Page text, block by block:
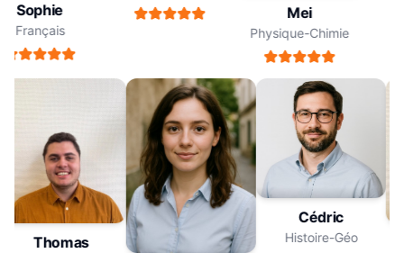
Sophie
Français
Mei
Physique-Chimie
Thomas
Cédric
Histoire-Géo